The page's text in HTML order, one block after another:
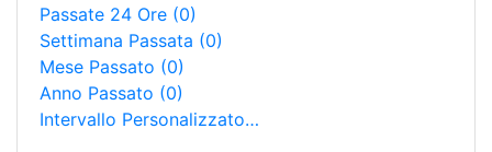
Passate 24 Ore (0)
Settimana Passata (0)
Mese Passato (0)
Anno Passato (0)
Intervallo Personalizzato…